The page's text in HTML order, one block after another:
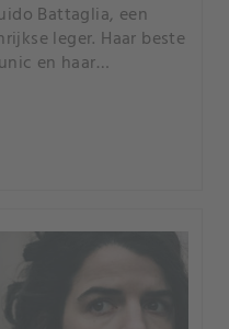
Battaglia, een
leger. Haar beste
en haar